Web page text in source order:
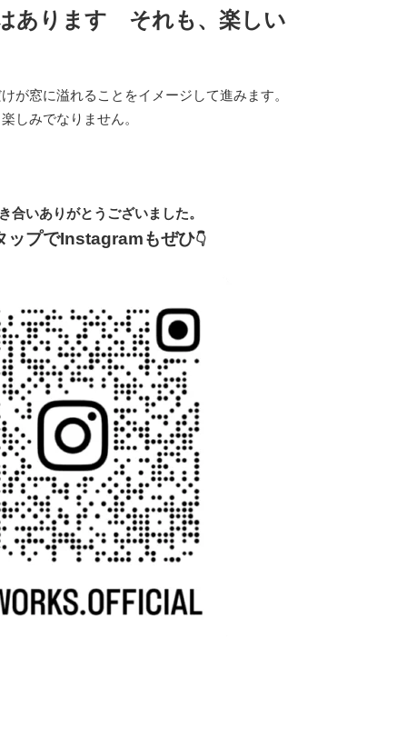
あります それも、楽しい
が窓に溢れることをイメージして進みます。
しみでなりません。
合いありがとうございました。
ップでInstagramもぜひ👇